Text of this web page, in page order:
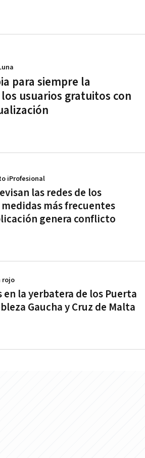
para siempre la
usuarios gratuitos con
las redes de los
más frecuentes
genera conflicto
iProfesional
en la yerbatera de los Puerta
Gaucha y Cruz de Malta
rojo